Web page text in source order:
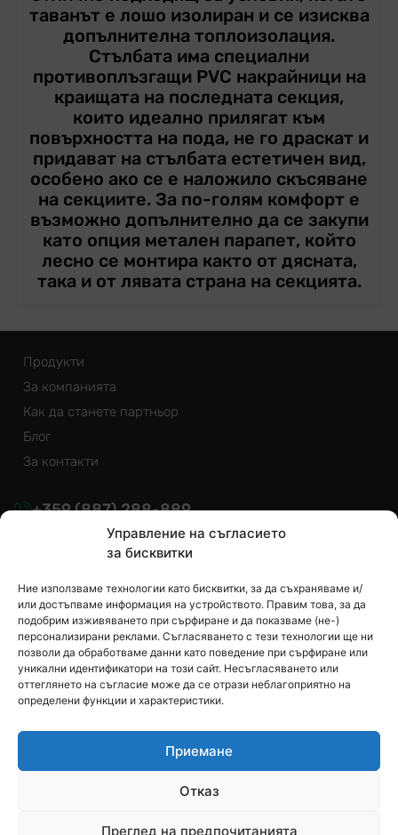
Управление на съгласието
за бисквитки
Ние използваме технологии като бисквитки, за да съхраняваме и/
или достъпваме информация на устройството. Правим това, за да
подобрим изживяването при сърфиране и да показваме (не-)
персонализирани реклами. Съгласяването с тези технологии ще ни
позволи да обработваме данни като поведение при сърфиране или
уникални идентификатори на този сайт. Несъгласяването или
оттеглянето на съгласие може да се отрази неблагоприятно на
определени функции и характеристики.
Приемане
Отказ
Преглед на предпочитанията
таванът е лошо изолиран и се изисква
допълнителна топлоизолация.
Стълбата има специални
противоплъзгащи PVC накрайници на
краищата на последната секция,
които идеално прилягат към
повърхността на пода, не го драскат и
придават на стълбата естетичен вид,
особено ако се е наложило скъсяване
на секциите. За по-голям комфорт е
възможно допълнително да се закупи
като опция метален парапет, който
лесно се монтира както от дясната,
така и от лявата страна на секцията.
Продукти
За компанията
Как да станете партньор
Блог
За контакти
+359(887)288-889
info@euroizol.bg
Ако имате въпроси, задайте ги на нас